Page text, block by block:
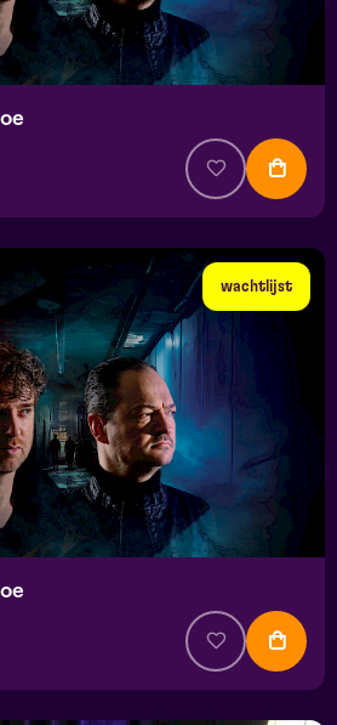
wachtlijst